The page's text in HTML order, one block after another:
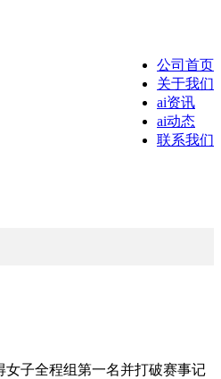
公司首页
关于我们
ai资讯
ai动态
联系我们
子全程组第一名并打破赛事记